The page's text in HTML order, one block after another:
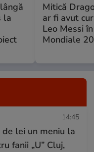
la
Mitică
ar fi avut
Leo Messi
Mondiale
14:45
lei un meniu la
fanii „U” Cluj,